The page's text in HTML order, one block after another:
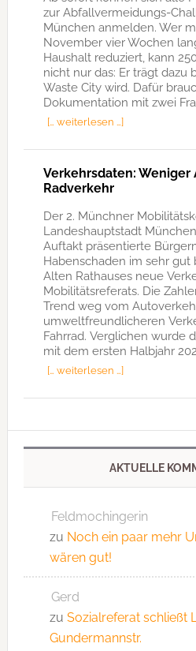
zur Abfallvermeidungs-
München anmelden. Wer
November vier Wochen
Haushalt reduziert, kann
nicht nur das: Er trägt dazu
Waste City wird. Dafür
Dokumentation mit zwei
[… weiterlesen …]
Verkehrsdaten:
Radverkehr
Der 2. Münchner
Landeshauptstadt
Auftakt präsentierte
Habenschaden im sehr gut
Alten Rathauses neue
Mobilitätsreferats. Die
Trend weg vom
umweltfreundlicheren
Fahrrad. Verglichen wurde
mit dem ersten Halbjahr
[… weiterlesen …]
AKTUELLE
Feldmochingerin
zu Noch ein paar mehr
wären gut!
Gerd
zu Sozialreferat schließt
Gundermannstr.